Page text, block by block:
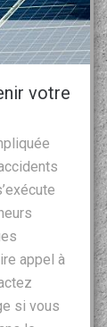
votre
appel à
si vous